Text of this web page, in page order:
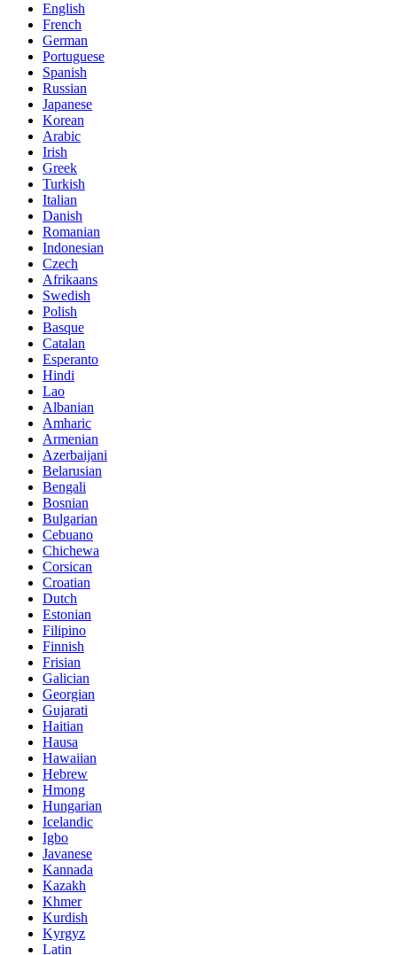
English
French
German
Portuguese
Spanish
Russian
Japanese
Korean
Arabic
Irish
Greek
Turkish
Italian
Danish
Romanian
Indonesian
Czech
Afrikaans
Swedish
Polish
Basque
Catalan
Esperanto
Hindi
Lao
Albanian
Amharic
Armenian
Azerbaijani
Belarusian
Bengali
Bosnian
Bulgarian
Cebuano
Chichewa
Corsican
Croatian
Dutch
Estonian
Filipino
Finnish
Frisian
Galician
Georgian
Gujarati
Haitian
Hausa
Hawaiian
Hebrew
Hmong
Hungarian
Icelandic
Igbo
Javanese
Kannada
Kazakh
Khmer
Kurdish
Kyrgyz
Latin